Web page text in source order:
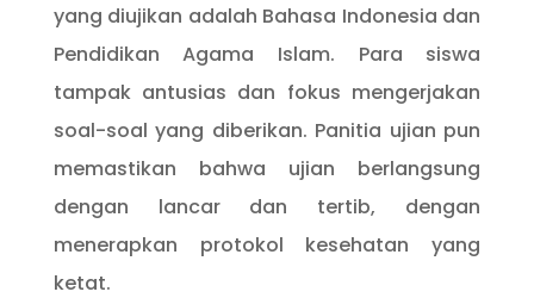
yang diujikan adalah Bahasa Indonesia dan
Pendidikan Agama Islam. Para siswa
tampak antusias dan fokus mengerjakan
soal-soal yang diberikan. Panitia ujian pun
memastikan bahwa ujian berlangsung
dengan lancar dan tertib, dengan
menerapkan protokol kesehatan yang
ketat.